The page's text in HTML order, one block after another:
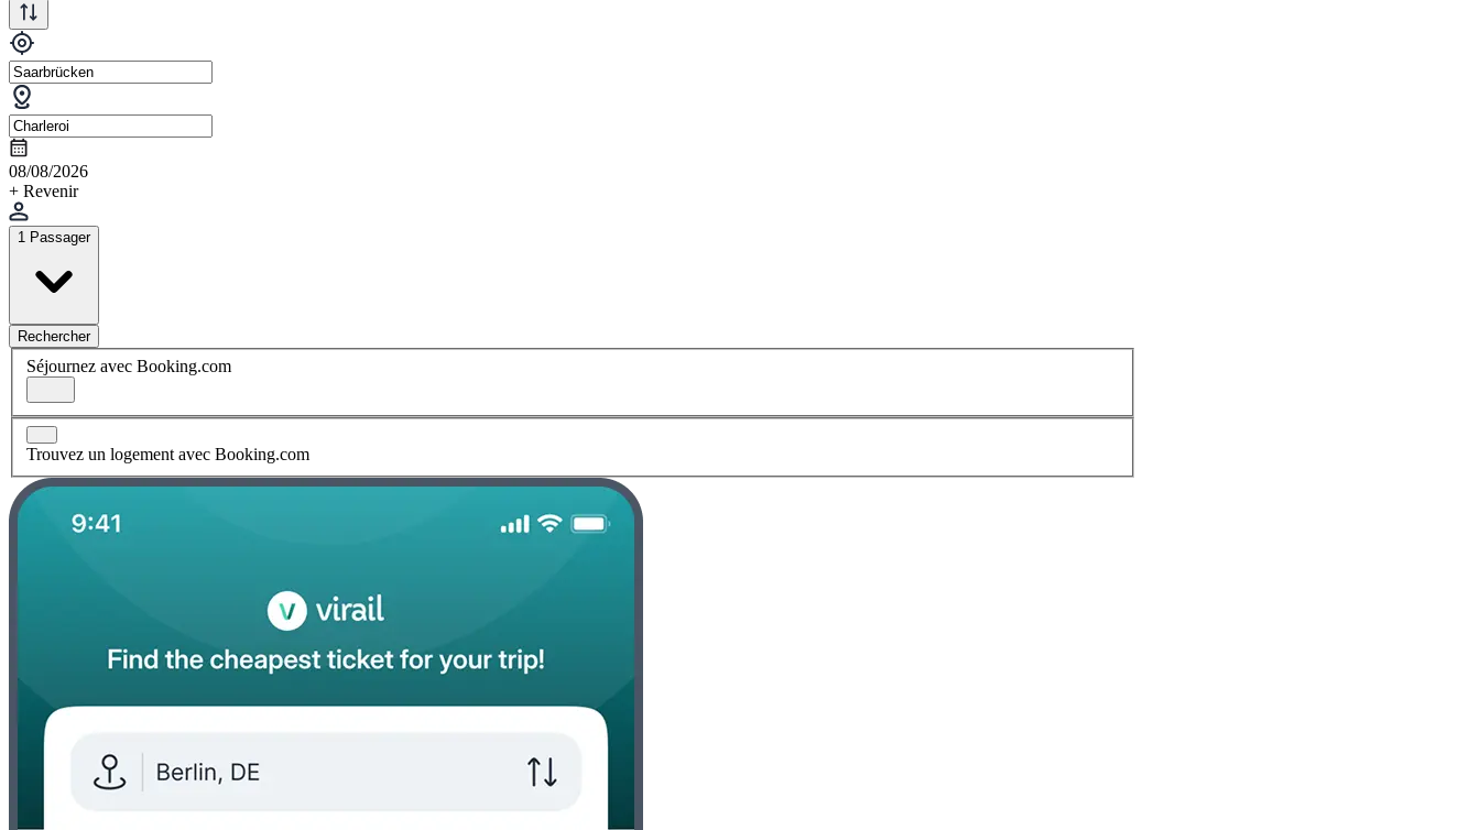
08/08/2026
+ Revenir
1 Passager
Rechercher
Séjournez avec Booking.com
Trouvez un logement avec Booking.com